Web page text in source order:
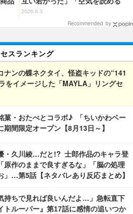
嫁」「嫁が3人になりそうなフラ
グ」【第6話ネタバレあり反応ま
2026.8.3
Recommended by
スランキング
ナンの蝶ネクタイ、怪盗キッドの“141
をイメージした「MAYLA」リングセ
菓・おたべとコラボ♪ 「ちいかわベー
期間限定オープン【8月13日～】
・久川綾…だと!? 士郎作品のキャラ登
作のままで良すぎるな」「脳の処理
」…第5話【ネタバレあり反応まとめ】
持ちで見れば良いんだよ…」急転直下
トルーパー』第17話に感情の追いつか